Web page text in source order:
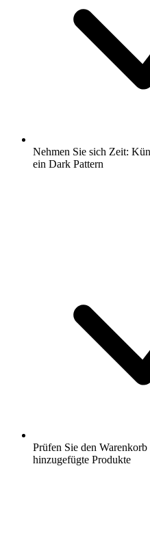
Nehmen Sie sich Zeit:
ein Dark Pattern
Prüfen Sie den
hinzugefügte Produkte